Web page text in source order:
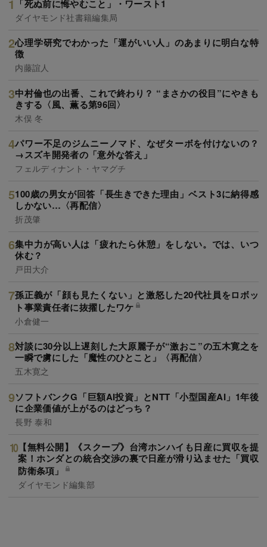
「死ぬ前に悔やむこと」・ワースト1
ダイヤモンド社書籍編集局
心理学研究でわかった「運がいい人」のあまりに明白な特
徴
内藤誼人
中村倫也の出番、これで終わり？ “まさかの役目”にやきも
きする〈風、薫る第96回〉
木俣 冬
パワー不足のジムニーノマド、なぜターボを付けないの？
→スズキ開発者の「意外な答え」
フェルディナント・ヤマグチ
100歳の男女が回答「長生きできた理由」ベスト3に納得感
しかない…〈再配信〉
折茂肇
集中力が高い人は「疲れたら休憩」をしない。では、いつ
休む？
戸田大介
孫正義が「顔も見たくない」と激怒した20代社員をロボッ
ト事業責任者に抜擢したワケ
小倉健一
対談に30分以上遅刻した大原麗子が“激おこ”の五木寛之を
一瞬で虜にした「魔性のひとこと」〈再配信〉
五木寛之
ソフトバンクG「巨額AI投資」とNTT「小型国産AI」1年後
に企業価値が上がるのはどっち？
長野 泰和
【無料公開】《スクープ》台湾ホンハイも日産に買収を提
案！ホンダとの統合交渉の裏で日産が滑り込ませた「買収
防衛条項」
ダイヤモンド編集部